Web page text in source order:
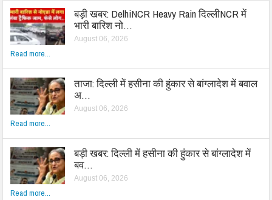
बड़ी खबर: DelhiNCR Heavy Rain दिल्लीNCR में
भारी बारिश नो…
August 06, 2026
Read more...
ताजा: दिल्ली में हसीना की हुंकार से बांग्लादेश में बवाल
अ…
August 06, 2026
Read more...
बड़ी खबर: दिल्ली में हसीना की हुंकार से बांग्लादेश में
बव…
August 06, 2026
Read more...